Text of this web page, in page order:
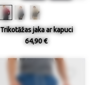
Trikotāžas jaka ar kapuci
64,90 €